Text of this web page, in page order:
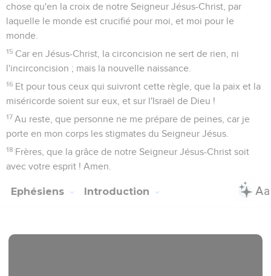
chose qu'en la croix de notre Seigneur Jésus-Christ, par
laquelle le monde est crucifié pour moi, et moi pour le
monde.
15 Car en Jésus-Christ, la circoncision ne sert de rien, ni
l'incirconcision ; mais la nouvelle naissance.
16 Et pour tous ceux qui suivront cette règle, que la paix et la
miséricorde soient sur eux, et sur l'Israël de Dieu !
17 Au reste, que personne ne me prépare de peines, car je
porte en mon corps les stigmates du Seigneur Jésus.
18 Frères, que la grâce de notre Seigneur Jésus-Christ soit
avec votre esprit ! Amen.
Ephésiens Introduction